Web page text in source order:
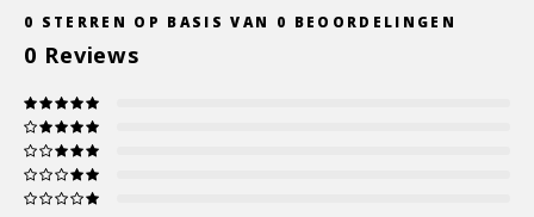
0 STERREN OP BASIS VAN 0 BEOORDELINGEN
0 Reviews